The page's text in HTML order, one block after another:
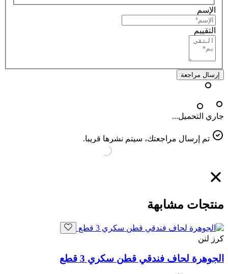
الإسم
التقييم
إرسال مراجعة
جاري التحميل...
تم إرسال مراجعتك، سيتم نشرها قريبا.
منتجات مشابهة
كرز لنن
الجوهرة لحاف فندقي قطن سكري 3 قطع